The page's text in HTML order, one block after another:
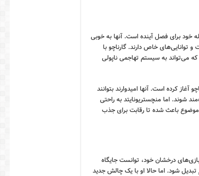
خود برای فصل آینده است. آنها به خوبی
و توانایی‌های خاص دارند. گارناچو با
می‌تواند به سیستم تهاجمی ناپولی
کرده است. آنها امیدوارند بتوانند
شوند. اما منچستریونایتد به راحتی
موضوع باعث شده تا رقابت برای جذب
با بازی‌های درخشان خود، توانست جایگاه
تبدیل شود. اما حالا او با یک چالش جدید